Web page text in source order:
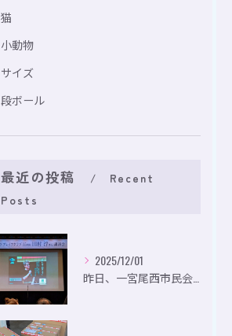
猫
小動物
サイズ
段ボール
最近の投稿
Recent
Posts
2025/12/01